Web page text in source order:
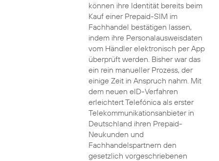
können ihre Identität bereits beim
Kauf einer Prepaid-SIM im
Fachhandel bestätigen lassen,
indem ihre Personalausweisdaten
vom Händler elektronisch per App
überprüft werden. Bisher war das
ein rein manueller Prozess, der
einige Zeit in Anspruch nahm. Mit
dem neuen eID-Verfahren
erleichtert Telefónica als erster
Telekommunikationsanbieter in
Deutschland ihren Prepaid-
Neukunden und
Fachhandelspartnern den
gesetzlich vorgeschriebenen